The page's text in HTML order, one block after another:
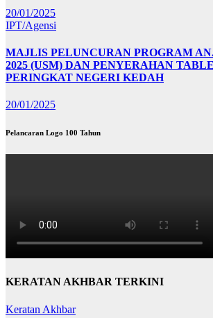
20/01/2025
IPT/Agensi
MAJLIS PELUNCURAN PROGRAM
2025 (USM) DAN PENYERAHAN
PERINGKAT NEGERI KEDAH
20/01/2025
Pelancaran Logo 100 Tahun
KERATAN AKHBAR TERKINI
Keratan Akhbar